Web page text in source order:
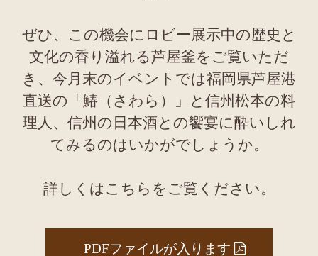
ぜひ、この機会にロビー展示中の歴史と
文化の香り溢れる芦屋釜をご覧いただ
き、今月末のイベントでは福岡県芦屋港
直送の「鰆（さわら）」と信州松本の料
理人、信州の日本酒との饗宴に酔いしれ
てみるのはいかがでしょうか。
詳しくはこちらをご覧ください。
PDFファイルが入ります